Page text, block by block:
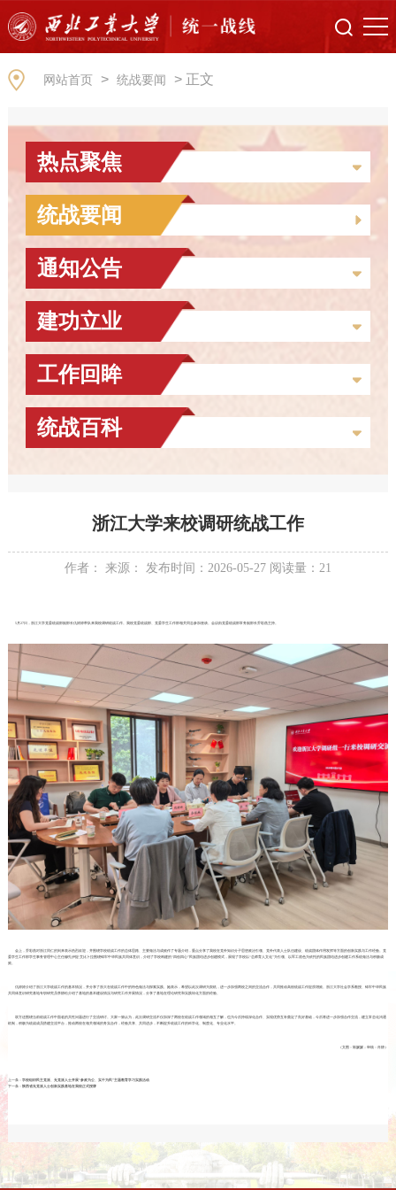
网站首页 > 统战要闻 > 正文
热点聚焦
统战要闻
通知公告
建功立业
工作回眸
统战百科
浙江大学来校调研统战工作
作者： 来源： 发布时间：2026-05-27 阅读量： 21
5月27日，浙江大学党委统战部副部长仇婷婷带队来我校调研统战工作。我校党委统战部、党委学生工作部相关同志参加座谈。会议由党委统战部常务副部长乔彩燕主持。
会上，乔彩燕对浙江同仁的到来表示热烈欢迎，并围绕学校统战工作的总体思路、主要做法与成效作了专题介绍，重点分享了我校在党外知识分子思想政治引领、党外代表人士队伍建设、统战团体作用发挥等方面的创新实践与工作经验。党
委学生工作部学生事务管理中心主任穆扎伊提·艾比卜拉围绕铸牢中华民族共同体意识，介绍了学校构建的“四创四心”民族团结进步创建模式，展现了学校以“总师育人文化”为引领、以军工底色为依托的民族团结进步创建工作系统做法与积极成
效。
仇婷婷介绍了浙江大学统战工作的基本情况，并分享了浙大在统战工作中的特色做法与探索实践。她表示，希望以此次调研为契机，进一步加强两校之间的交流合作，共同推动高校统战工作提质增效。浙江大学社会学系教授、铸牢中华民族
共同体意识研究基地专职研究员李静松介绍了基地的基本建设情况与研究工作开展情况，分享了基地在理论研究和实践转化方面的经验。
双方还围绕当前统战工作中面临的共性问题进行了交流研讨。大家一致认为，此次调研交流不仅加深了两校在统战工作领域的相互了解，也为今后持续深化合作、实现优势互补奠定了良好基础，今后将进一步加强合作交流，建立常态化沟通
机制，积极为统战成员搭建交流平台，推动两校在相关领域的务实合作，经验共享、共同进步，不断提升统战工作的科学化、制度化、专业化水平。
（文图：陈媛媛；审核：肖静）
上一条： 学校组织民主党派、无党派人士开展“参政为公、实干为民”主题教育学习实践活动
下一条： 陕西省无党派人士创新实践基地在我校正式授牌